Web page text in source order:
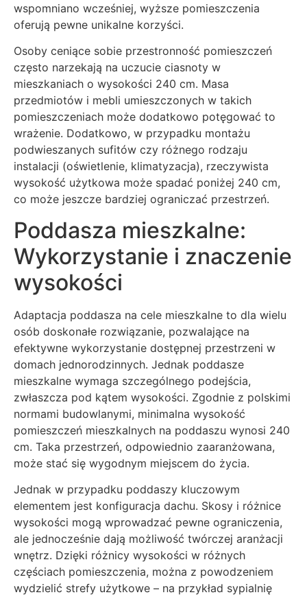
wspomniano wcześniej, wyższe pomieszczenia
oferują pewne unikalne korzyści.
Osoby ceniące sobie przestronność pomieszczeń
często narzekają na uczucie ciasnoty w
mieszkaniach o wysokości 240 cm. Masa
przedmiotów i mebli umieszczonych w takich
pomieszczeniach może dodatkowo potęgować to
wrażenie. Dodatkowo, w przypadku montażu
podwieszanych sufitów czy różnego rodzaju
instalacji (oświetlenie, klimatyzacja), rzeczywista
wysokość użytkowa może spadać poniżej 240 cm,
co może jeszcze bardziej ograniczać przestrzeń.
Poddasza mieszkalne:
Wykorzystanie i znaczenie
wysokości
Adaptacja poddasza na cele mieszkalne to dla wielu
osób doskonałe rozwiązanie, pozwalające na
efektywne wykorzystanie dostępnej przestrzeni w
domach jednorodzinnych. Jednak poddasze
mieszkalne wymaga szczególnego podejścia,
zwłaszcza pod kątem wysokości. Zgodnie z polskimi
normami budowlanymi, minimalna wysokość
pomieszczeń mieszkalnych na poddaszu wynosi 240
cm. Taka przestrzeń, odpowiednio zaaranżowana,
może stać się wygodnym miejscem do życia.
Jednak w przypadku poddaszy kluczowym
elementem jest konfiguracja dachu. Skosy i różnice
wysokości mogą wprowadzać pewne ograniczenia,
ale jednocześnie dają możliwość twórczej aranżacji
wnętrz. Dzięki różnicy wysokości w różnych
częściach pomieszczenia, można z powodzeniem
wydzielić strefy użytkowe – na przykład sypialnię